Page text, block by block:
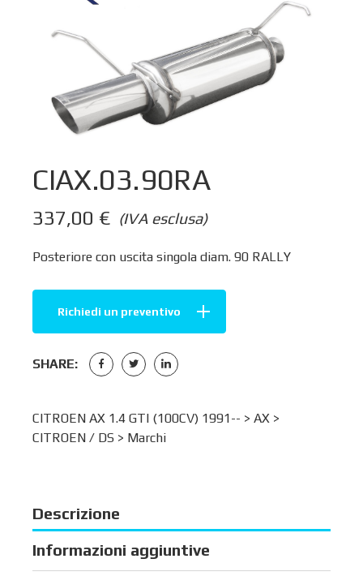
CIAX.03.90RA
(IVA esclusa)
337,00 €
Posteriore con uscita singola diam. 90 RALLY
Richiedi un preventivo
SHARE:
CITROEN AX 1.4 GTI (100CV) 1991-- > AX >
CITROEN / DS > Marchi
Descrizione
Informazioni aggiuntive